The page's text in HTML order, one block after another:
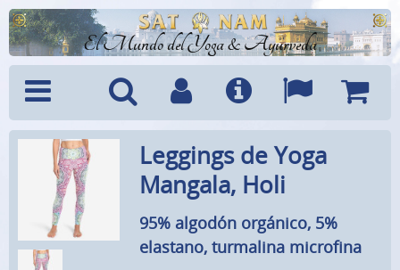
El Mundo del Yoga & Ayurveda
Menú Búsquedad
CuentaInfo Idiomas
Leggings de Yoga
Mangala, Holi
95% algodón orgánico, 5%
elastano, turmalina microfina